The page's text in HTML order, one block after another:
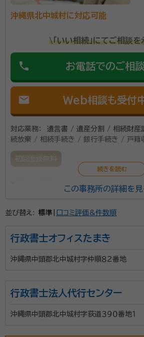
きやご家族の問題を解決するお手伝
いております。 ■ 事務所の理念 ～「争わない相続」「納
であるべきですが、現実にはトラブ
も少なくありません。また、遺言書
志を明確に残せますが、法律的に不
るリスクもあります。当事務所では
な遺言をサポートし、ご依頼者様と
お手伝いをいたします。 ■ 取扱業務 当事務所では、主
に以下の業務を取り扱っています。 1. 相続手続きのサ
ポート ・相続人の調査、戸籍収集 ・
成 ・預貯金や不動産の名義変更手続
与の計画 ・家族信託のアドバイス ・
は、法律の知識に加え、多くの人の意
題も、ご家族それぞれの事情に配慮
点とともに、実務的な調整力を活かし
境づくり 相続や遺言の問題は、誰に
所属団体：沖縄県行政書士会
沖縄県北中城村に対応可能
\「いい相続」にてご相談
phone お電話でのご相談
mail Web相談も受付
対応業務：
遺言書 / 遺産分割 / 相続財産
続放棄 / 相続手続き / 銀行手続き / 戸籍
初回面談無料
所属団体：沖縄県行政書士会
この事務所の詳細を見
並び替え: 標準 口コミ評価&件数順
行政書士オフィスたまき
沖縄県中頭郡北中城村字仲順８２番地
行政書士法人代行センター
沖縄県中頭郡北中城村字荻道３９０番地１